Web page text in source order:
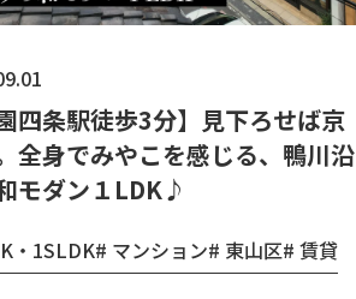
四条駅徒歩3分】見下ろせば京
全身でみやこを感じる、鴨川沿
モダン１LDK♪
・1SLDK マンション 東山区 賃貸